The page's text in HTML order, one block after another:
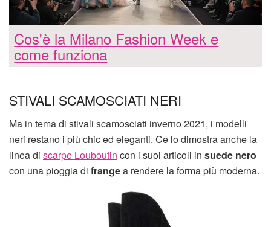
Cos'è la Milano Fashion Week e
come funziona
STIVALI SCAMOSCIATI NERI
Ma in tema di stivali scamosciati inverno 2021, i modelli
neri restano i più chic ed eleganti. Ce lo dimostra anche la
linea di scarpe Louboutin con i suoi articoli in suede nero
con una pioggia di frangea rendere la forma più moderna.